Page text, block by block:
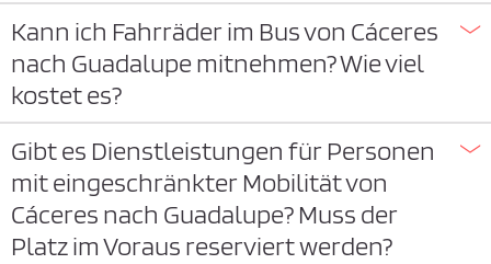
Kann ich Fahrräder im Bus von Cáceres
nach Guadalupe mitnehmen? Wie viel
kostet es?
Gibt es Dienstleistungen für Personen
mit eingeschränkter Mobilität von
Cáceres nach Guadalupe? Muss der
Platz im Voraus reserviert werden?